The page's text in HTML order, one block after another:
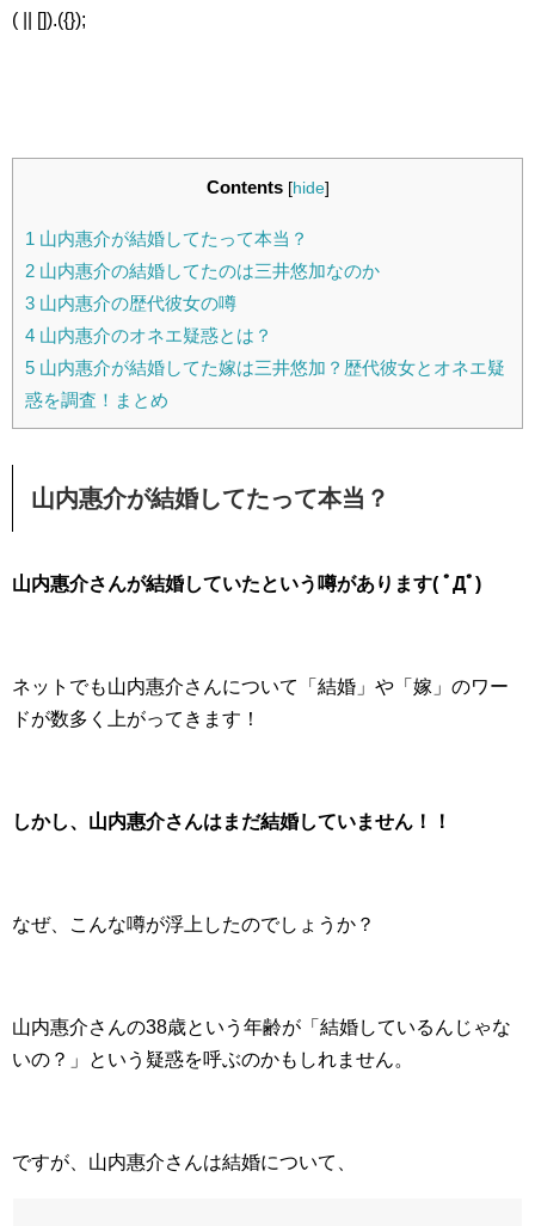
( || []).({});
Contents [hide]
1 山内惠介が結婚してたって本当？
2 山内惠介の結婚してたのは三井悠加なのか
3 山内惠介の歴代彼女の噂
4 山内惠介のオネエ疑惑とは？
5 山内惠介が結婚してた嫁は三井悠加？歴代彼女とオネエ疑
惑を調査！まとめ
山内惠介が結婚してたって本当？
山内惠介さんが結婚していたという噂があります( ﾟДﾟ)
ネットでも山内惠介さんについて「結婚」や「嫁」のワー
ドが数多く上がってきます！
しかし、山内惠介さんはまだ結婚していません！！
なぜ、こんな噂が浮上したのでしょうか？
山内惠介さんの38歳という年齢が「結婚しているんじゃな
いの？」という疑惑を呼ぶのかもしれません。
ですが、山内惠介さんは結婚について、